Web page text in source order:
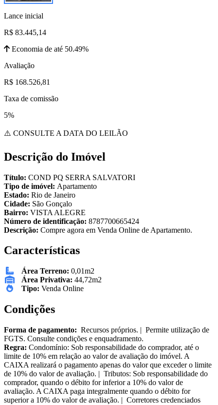
Lance inicial
R$ 83.445,14
Economia de até 50.49%
Avaliação
R$ 168.526,81
Taxa de comissão
5%
⚠️ CONSULTE A DATA DO LEILÃO
Descrição do Imóvel
Título: COND PQ SERRA SALVATORI
Tipo de imóvel: Apartamento
Estado: Rio de Janeiro
Cidade: São Gonçalo
Bairro: VISTA ALEGRE
Número de identificação: 8787700665424
Descrição: Compre agora em Venda Online de Apartamento.
Características
Área Terreno: 0,01m2
Área Privativa: 44,72m2
Tipo: Venda Online
Condições
Forma de pagamento: Recursos próprios. | Permite utilização de
FGTS. Consulte condições e enquadramento.
Regra: Condomínio: Sob responsabilidade do comprador, até o
limite de 10% em relação ao valor de avaliação do imóvel. A
CAIXA realizará o pagamento apenas do valor que exceder o limite
de 10% do valor de avaliação. | Tributos: Sob responsabilidade do
comprador, quando o débito for inferior a 10% do valor de
avaliação. A CAIXA paga integralmente quando o débito for
superior a 10% do valor de avaliação. | Corretores credenciados